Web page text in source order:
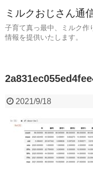
ミルクおじさん通
子育て真っ最中、ミルク作
情報を提供いたします。
2021/9/18